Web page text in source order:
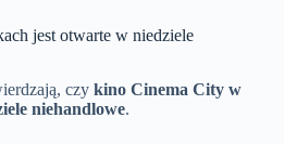
jest otwarte w niedziele
czy kino Cinema City w
niehandlowe.